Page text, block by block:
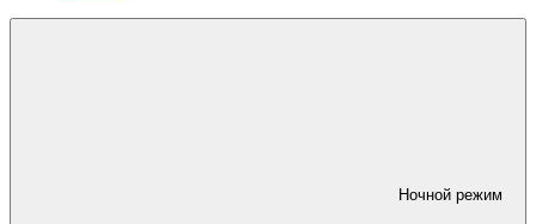
Ночной режим